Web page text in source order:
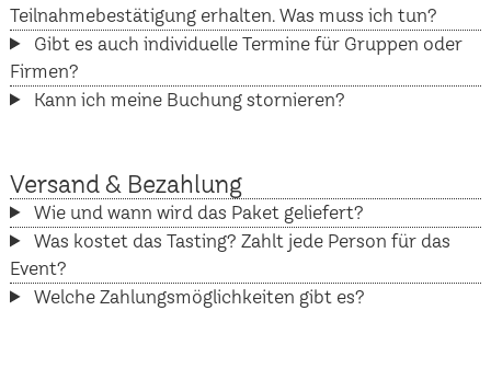
Teilnahmebestätigung erhalten. Was muss ich tun?
Gibt es auch individuelle Termine für Gruppen oder
Firmen?
Kann ich meine Buchung stornieren?
Versand & Bezahlung
Wie und wann wird das Paket geliefert?
Was kostet das Tasting? Zahlt jede Person für das
Event?
Welche Zahlungsmöglichkeiten gibt es?